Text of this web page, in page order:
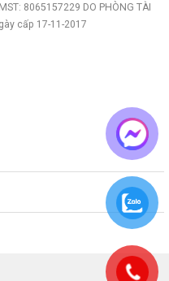
8065157229 DO PHÒNG TÀI
cấp 17-11-2017